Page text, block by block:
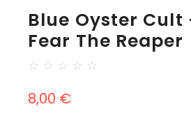
Blue Oyster Cult
Fear The Reaper
☆ ☆ ☆ ☆ ☆
8,00 €